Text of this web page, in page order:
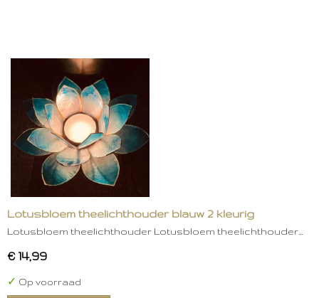
Lotusbloem theelichthouder blauw 2 kleurig
Lotusbloem theelichthouder Lotusbloem theelichthouder…
€ 14,99
✓ Op voorraad